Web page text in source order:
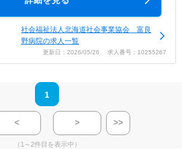
社会福祉法人北海道社会事業協会 富良
野病院の求人一覧
更新日：2026/05/26 求人番号：10255267
1
< > >>
（1～2件目を表示中）